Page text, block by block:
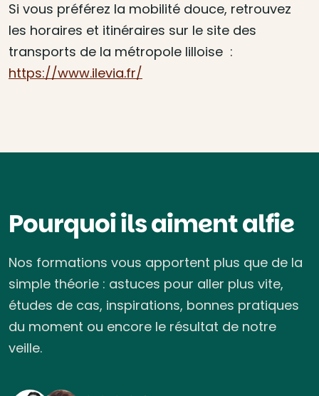
Si vous préférez la mobilité douce, retrouvez
les horaires et itinéraires sur le site des
transports de la métropole lilloise :
https://www.ilevia.fr/
Pourquoi ils aiment alfie
Nos formations vous apportent plus que de la
simple théorie : astuces pour aller plus vite,
études de cas, inspirations, bonnes pratiques
du moment ou encore le résultat de notre
veille.